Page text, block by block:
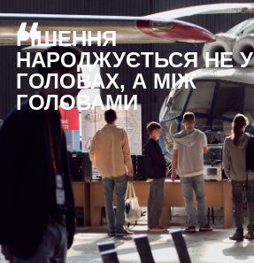
“
РІШЕННЯ
НАРОДЖУЄТЬСЯ НЕ У
ГОЛОВАХ, А МІЖ
ГОЛОВАМИ